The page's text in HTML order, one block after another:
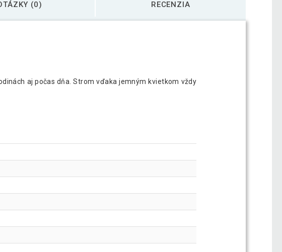
(0) RECENZIA
aj počas dňa. Strom vďaka jemným kvietkom vždy